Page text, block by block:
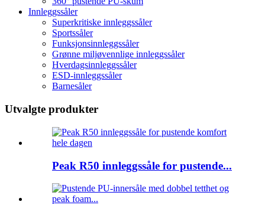
Innleggssåler
Superkritiske innleggssåler
Sportssåler
Funksjonsinnleggssåler
Grønne miljøvennlige innleggssåler
Hverdagsinnleggssåler
ESD-innleggssåler
Barnesåler
Utvalgte produkter
Peak R50 innleggssåle for pustende...